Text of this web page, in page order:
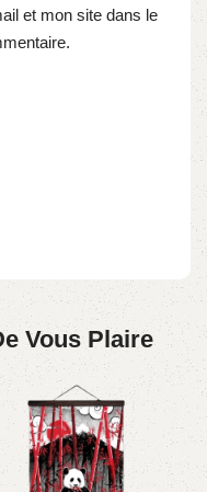
et mon site dans le
Vous Plaire